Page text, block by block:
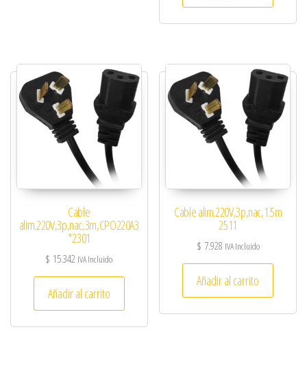
Cable
alim.220V,3p,nac,3m,CPO220A3
*2301
$ 15.342 IVA Incluido
Añadir al carrito
Cable alim.220V,3p,nac,1.5m
2511
$ 7.928 IVA Incluido
Añadir al carrito